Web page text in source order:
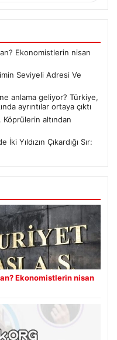
Ekonomistlerin nisan
Seviyeli Adresi Ve
anlama geliyor? Türkiye,
ayrıntılar ortaya çıktı
Köprülerin altından
Yıldızın Çıkardığı Sır:
Ekonomistlerin nisan